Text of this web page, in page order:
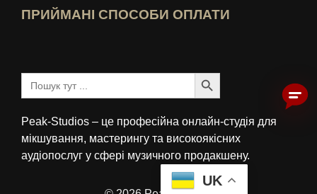
ПРИЙМАНІ СПОСОБИ ОПЛАТИ
Шукати: Кнопка пошуку
Peak-Studios – це професійна онлайн-студія для
мікшування, мастерингу та високоякісних
аудіопослуг у сфері музичного продакшену.
UK